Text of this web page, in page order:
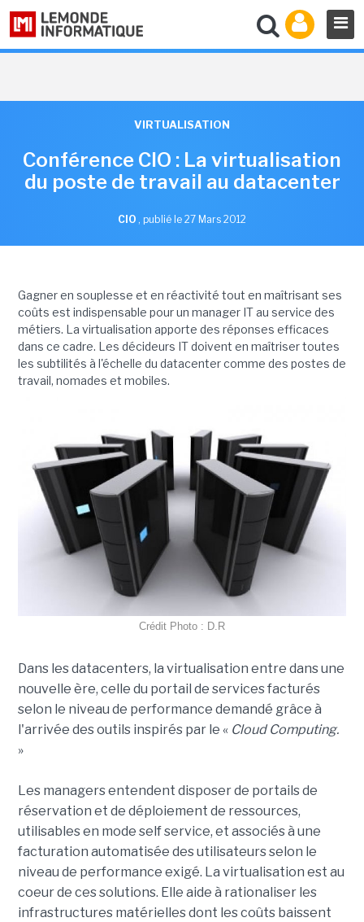
VIRTUALISATION
Conférence CIO : La virtualisation
du poste de travail au datacenter
CIO , publié le 27 Mars 2012
Gagner en souplesse et en réactivité tout en maîtrisant ses
coûts est indispensable pour un manager IT au service des
métiers. La virtualisation apporte des réponses efficaces
dans ce cadre. Les décideurs IT doivent en maîtriser toutes
les subtilités à l'échelle du datacenter comme des postes de
travail, nomades et mobiles.
Crédit Photo : D.R
Dans les datacenters, la virtualisation entre dans une
nouvelle ère, celle du portail de services facturés
selon le niveau de performance demandé grâce à
l'arrivée des outils inspirés par le « Cloud Computing.
»
Les managers entendent disposer de portails de
réservation et de déploiement de ressources,
utilisables en mode self service, et associés à une
facturation automatisée des utilisateurs selon le
niveau de performance exigé. La virtualisation est au
coeur de ces solutions. Elle aide à rationaliser les
infrastructures matérielles dont les coûts baissent